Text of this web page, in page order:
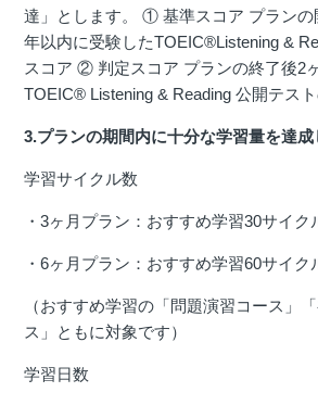
達」とします。 ① 基準スコア プランの
年以内に受験したTOEIC®Listening &
スコア ② 判定スコア プランの終了後2
TOEIC® Listening & Reading 公開テス
3.プランの期間内に十分な学習量を達成
学習サイクル数
・3ヶ月プラン：おすすめ学習30サイク
・6ヶ月プラン：おすすめ学習60サイク
（おすすめ学習の「問題演習コース」
ス」ともに対象です）
学習日数